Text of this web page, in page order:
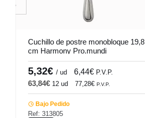
Cuchillo de postre monobloque 19,8
cm Harmony Pro.mundi
5,32€ / ud 6,44€ P.V.P.
63,84€ 12 ud 77,28€ P.V.P.
Bajo Pedido
Ref: 313805